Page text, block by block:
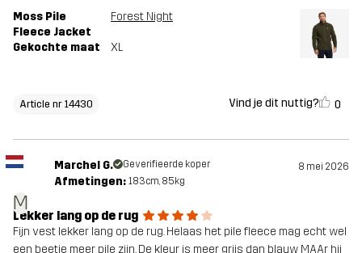
Moss Pile
Fleece Jacket
Forest Night
Gekochte maat XL
Article nr 14430 Vind je dit nuttig? 0
M
Marchel G. Geverifieerde koper 8 mei 2026
Afmetingen: 183cm, 85kg
Lekker lang op de rug
Fijn vest lekker lang op de rug. Helaas het pile fleece mag echt wel
een beetje meer pile zijn. De kleur is meer grijs dan blauw MAAr hij